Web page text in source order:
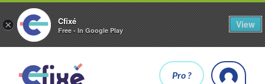
× Cfixé
Free - In Google Play
View
Pro ?